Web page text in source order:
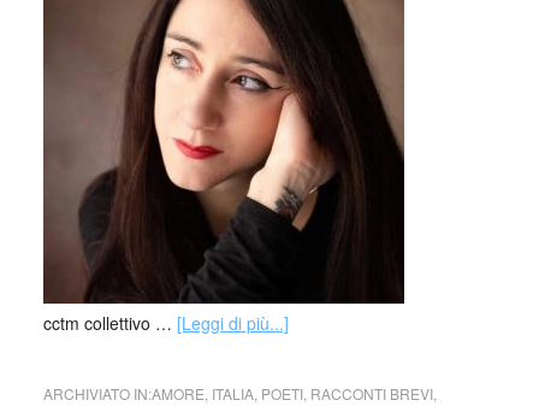
cctm collettivo … [Leggi di più...]
ARCHIVIATO IN:AMORE ITALIA, POETI, RACCONTI BREVI,